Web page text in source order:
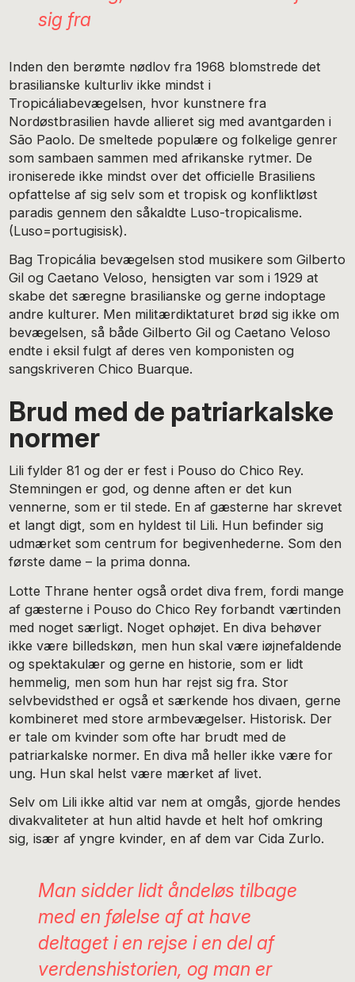
sig fra
Inden den berømte nødlov fra 1968 blomstrede det
brasilianske kulturliv ikke mindst i
Tropicáliabevægelsen, hvor kunstnere fra
Nordøstbrasilien havde allieret sig med avantgarden i
São Paolo. De smeltede populære og folkelige genrer
som sambaen sammen med afrikanske rytmer. De
ironiserede ikke mindst over det officielle Brasiliens
opfattelse af sig selv som et tropisk og konfliktløst
paradis gennem den såkaldte Luso-tropicalisme.
(Luso=portugisisk).
Bag Tropicália bevægelsen stod musikere som Gilberto
Gil og Caetano Veloso, hensigten var som i 1929 at
skabe det særegne brasilianske og gerne indoptage
andre kulturer. Men militærdiktaturet brød sig ikke om
bevægelsen, så både Gilberto Gil og Caetano Veloso
endte i eksil fulgt af deres ven komponisten og
sangskriveren Chico Buarque.
Brud med de patriarkalske
normer
Lili fylder 81 og der er fest i Pouso do Chico Rey.
Stemningen er god, og denne aften er det kun
vennerne, som er til stede. En af gæsterne har skrevet
et langt digt, som en hyldest til Lili. Hun befinder sig
udmærket som centrum for begivenhederne. Som den
første dame – la prima donna.
Lotte Thrane henter også ordet diva frem, fordi mange
af gæsterne i Pouso do Chico Rey forbandt værtinden
med noget særligt. Noget ophøjet. En diva behøver
ikke være billedskøn, men hun skal være iøjnefaldende
og spektakulær og gerne en historie, som er lidt
hemmelig, men som hun har rejst sig fra. Stor
selvbevidsthed er også et særkende hos divaen, gerne
kombineret med store armbevægelser. Historisk. Der
er tale om kvinder som ofte har brudt med de
patriarkalske normer. En diva må heller ikke være for
ung. Hun skal helst være mærket af livet.
Selv om Lili ikke altid var nem at omgås, gjorde hendes
divakvaliteter at hun altid havde et helt hof omkring
sig, især af yngre kvinder, en af dem var Cida Zurlo.
Man sidder lidt åndeløs tilbage
med en følelse af at have
deltaget i en rejse i en del af
verdenshistorien, og man er